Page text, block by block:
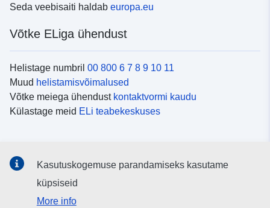
Seda veebisaiti haldab europa.eu
Võtke ELiga ühendust
Helistage numbril 00 800 6 7 8 9 10 11
Muud helistamisvõimalused
Võtke meiega ühendust kontaktvormi kaudu
Külastage meid ELi teabekeskuses
Otsige ELi teavet
Kasutuskogemuse parandamiseks kasutame
küpsiseid
More info